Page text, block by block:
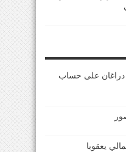
دراغان على حساب
يعقوبا